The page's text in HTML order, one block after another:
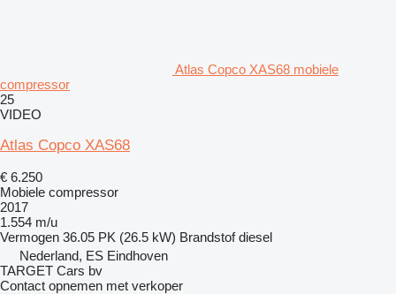
Atlas Copco XAS68 mobiele
compressor
25
VIDEO
Atlas Copco XAS68
€ 6.250
Mobiele compressor
2017
1.554 m/u
Vermogen 36.05 PK (26.5 kW) Brandstof diesel
Nederland, ES Eindhoven
TARGET Cars bv
Contact opnemen met verkoper